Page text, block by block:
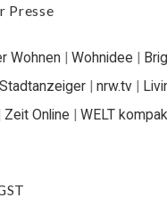
Presse
Wohnen | Wohnidee |
| nrw.tv |
Zeit Online | WELT